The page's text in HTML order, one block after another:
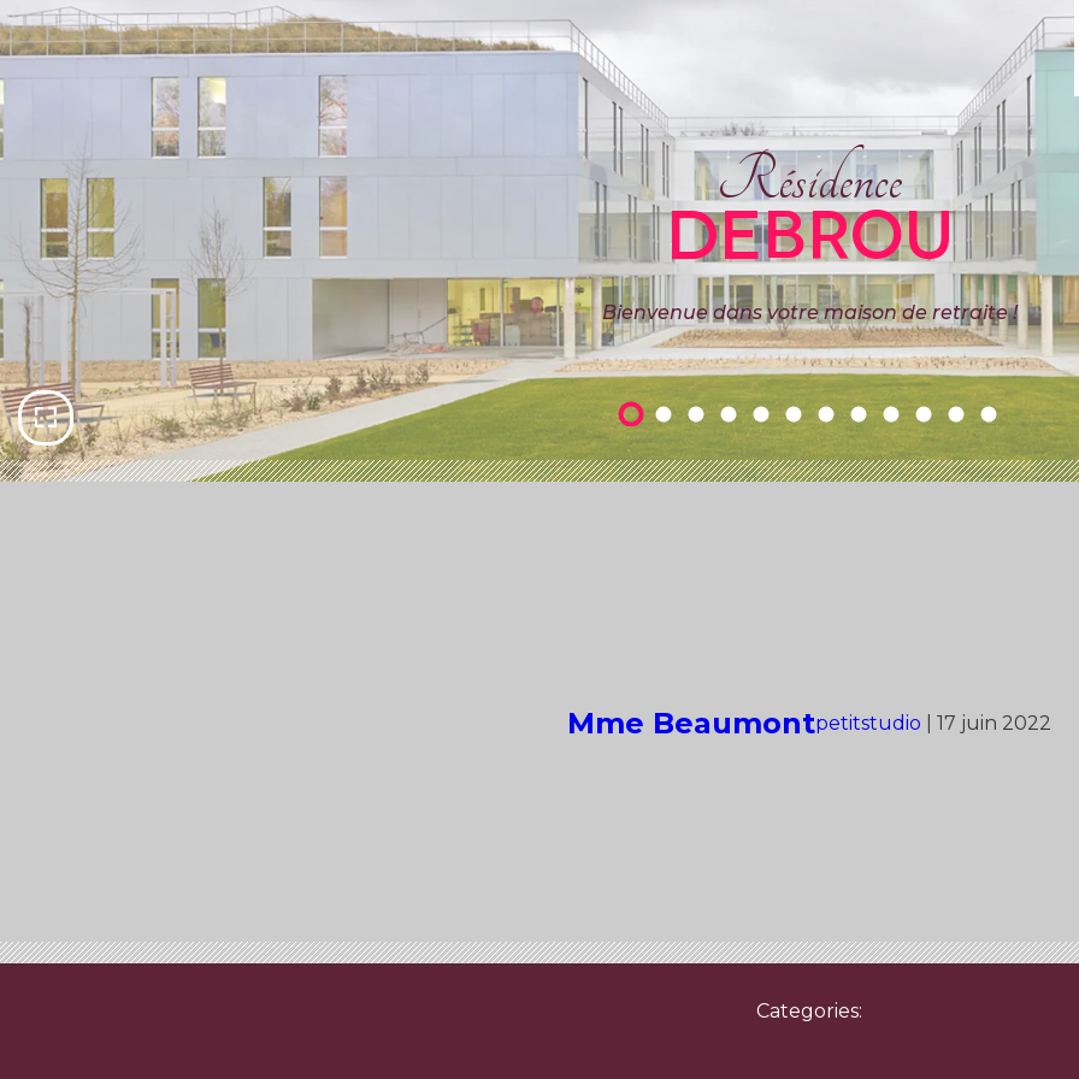
Résidence
DEBROU
Bienvenue dans votre maison de retraite !
Mme Beaumontpetitstudio 17 juin 2022
Categories: